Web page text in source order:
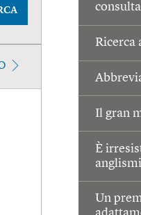
Ricerca
Il gran
È
Un